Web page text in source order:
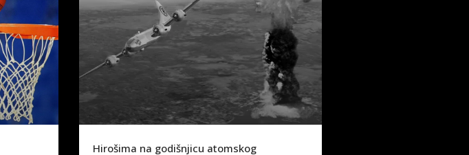
Hirošima na godišnjicu atomskog